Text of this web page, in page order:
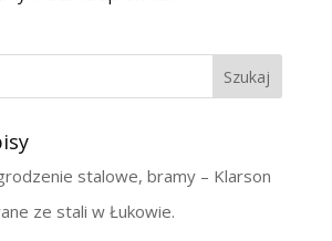
Szukaj
stalowe, bramy – Klarson
ze stali w Łukowie.